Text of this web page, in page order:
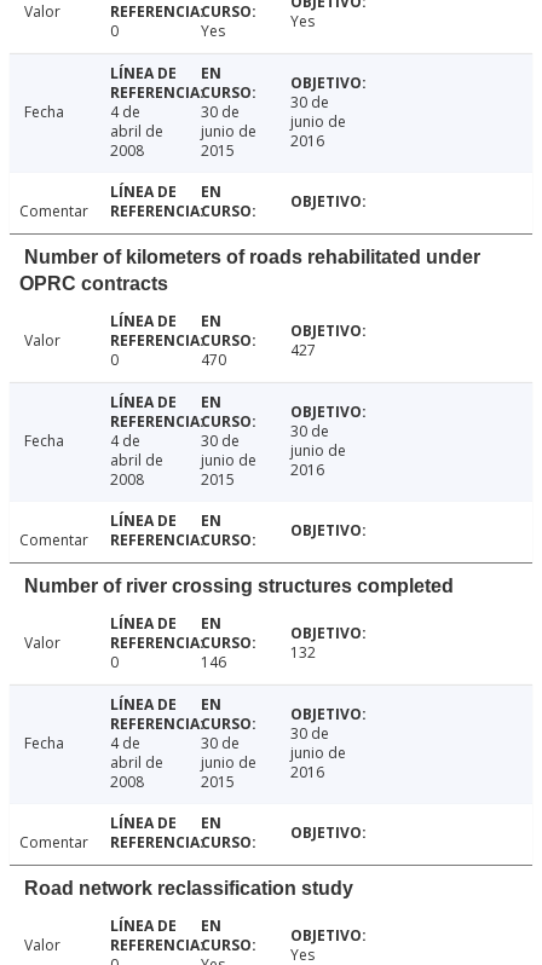
Valor
0
Yes Yes
Fecha
4 de
abril de
2008
30 de
junio de
2015
30 de
junio de
2016
Comentar
Number of kilometers of roads rehabilitated under
OPRC contracts
Valor
0
470 427
Fecha
4 de
abril de
2008
30 de
junio de
2015
30 de
junio de
2016
Comentar
Number of river crossing structures completed
Valor
0
146 132
Fecha
4 de
abril de
2008
30 de
junio de
2015
30 de
junio de
2016
Comentar
Road network reclassification study
Valor
Yes